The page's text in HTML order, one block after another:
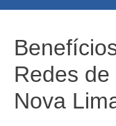
Redes
Nova